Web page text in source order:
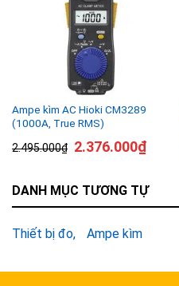
Ampe kìm AC Hioki CM3289
(1000A, True RMS)
2.495.000₫ 2.376.000₫
DANH MỤC TƯƠNG TỰ
Thiết bị đo Ampe kìm